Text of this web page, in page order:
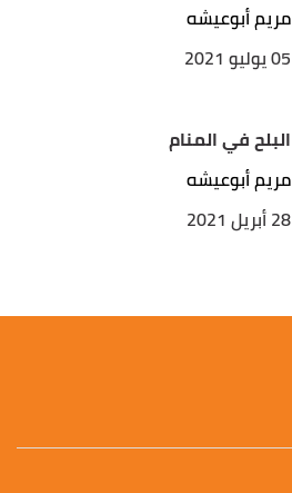
مريم أبوعيشه
05 يوليو 2021
البلح في المنام
مريم أبوعيشه
28 أبريل 2021